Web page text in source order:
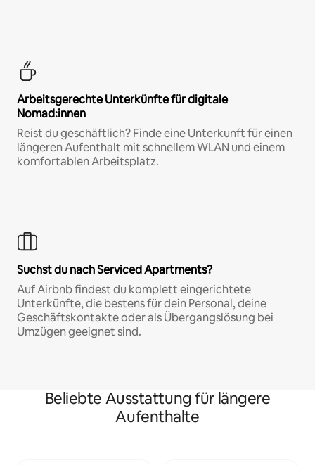
Arbeitsgerechte Unterkünfte für digitale
Nomad:innen
Reist du geschäftlich? Finde eine Unterkunft für einen
längeren Aufenthalt mit schnellem WLAN und einem
komfortablen Arbeitsplatz.
Suchst du nach Serviced Apartments?
Auf Airbnb findest du komplett eingerichtete
Unterkünfte, die bestens für dein Personal, deine
Geschäftskontakte oder als Übergangslösung bei
Umzügen geeignet sind.
Beliebte Ausstattung für längere
Aufenthalte